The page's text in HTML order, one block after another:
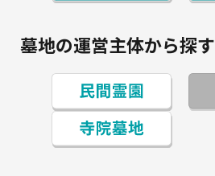
墓地の運営主体から探す